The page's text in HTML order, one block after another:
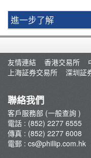
進一步了解
買賣衍生產品須知
開設戶口
查詢及支援
轉入股票
孖展及利率
佣金及收費資料
表格下載
友情連結
香港交易所
上海証券交易所
深圳証
聯絡我們
客戶服務部 (一般查詢 )
電話 : (852) 2277 6555
傳真 : (852) 2277 6008
電郵 : cs@phillip.com.hk